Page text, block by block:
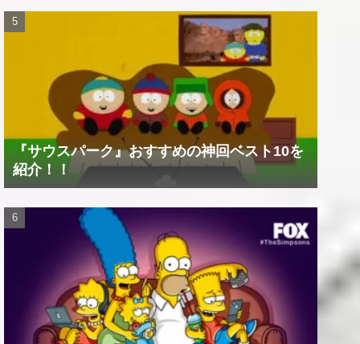
『サウスパーク』おすすめの神回ベスト10を
紹介！！